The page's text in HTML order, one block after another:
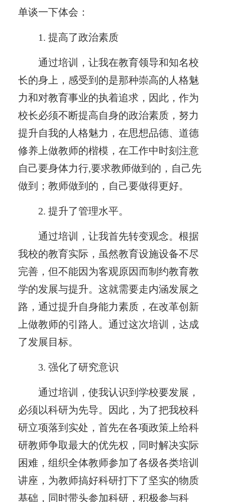
单谈一下体会：
1. 提高了政治素质
通过培训，让我在教育领导和知名校
长的身上，感受到的是那种崇高的人格魅
力和对教育事业的执着追求，因此，作为
校长必须不断提高自身的政治素质，努力
提升自我的人格魅力，在思想品德、道德
修养上做教师的楷模，在工作中时刻注意
自己要身体力行,要求教师做到的，自己先
做到；教师做到的，自己要做得更好。
2. 提升了管理水平。
通过培训，让我首先转变观念。根据
我校的教育实际，虽然教育设施设备不尽
完善，但不能因为客观原因而制约教育教
学的发展与提升。这就需要走内涵发展之
路，通过提升自身能力素质，在改革创新
上做教师的引路人。通过这次培训，达成
了发展目标。
3. 强化了研究意识
通过培训，使我认识到学校要发展，
必须以科研为先导。因此，为了把我校科
研立项落到实处，首先在各项政策上给科
研教师争取最大的优先权，同时解决实际
困难，组织全体教师参加了各级各类培训
讲座，为教师搞好科研打下了坚实的物质
基础，同时带头参加科研，积极参与科